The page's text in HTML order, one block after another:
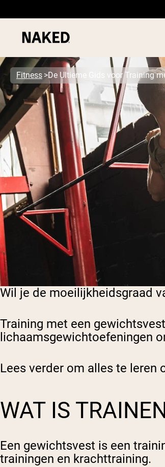
Populaire Zoektermen
”Protein Powder“
”Overnight Oats“
”Vegan protein“
”Collagen“
”Micellar Casein“
Fitness De Ultieme Gids voor Training
Wil je de moeilijkheidsgraad
Training met een
lichaamsgewichtoefeningen
Lees verder om alles te leren
WAT IS
Een gewichtsvest is een
trainingen en krachttraining.